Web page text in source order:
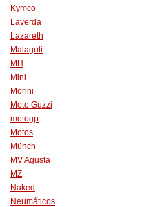
Kymco
Laverda
Lazareth
Malaguti
MH
Mini
Morini
Moto Guzzi
motogp
Motos
Münch
MV Agusta
MZ
Naked
Neumáticos